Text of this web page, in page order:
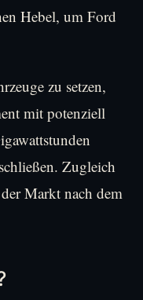
Hebel, um Ford
zu setzen,
mit potenziell
Zugleich
Markt nach dem